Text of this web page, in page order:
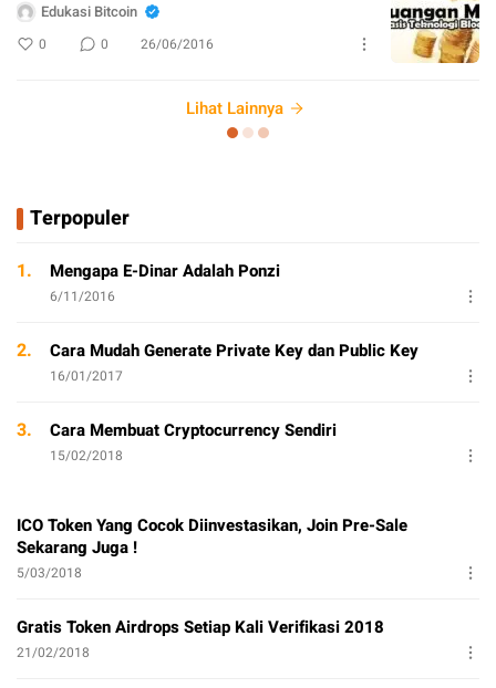
Edukasi Bitcoin
0 0 26/06/2016
Lihat Lainnya
Terpopuler
1. Mengapa E-Dinar Adalah Ponzi
6/11/2016
2. Cara Mudah Generate Private Key dan Public Key
16/01/2017
3. Cara Membuat Cryptocurrency Sendiri
15/02/2018
ICO Token Yang Cocok Diinvestasikan, Join Pre-Sale
Sekarang Juga !
5/03/2018
Gratis Token Airdrops Setiap Kali Verifikasi 2018
21/02/2018